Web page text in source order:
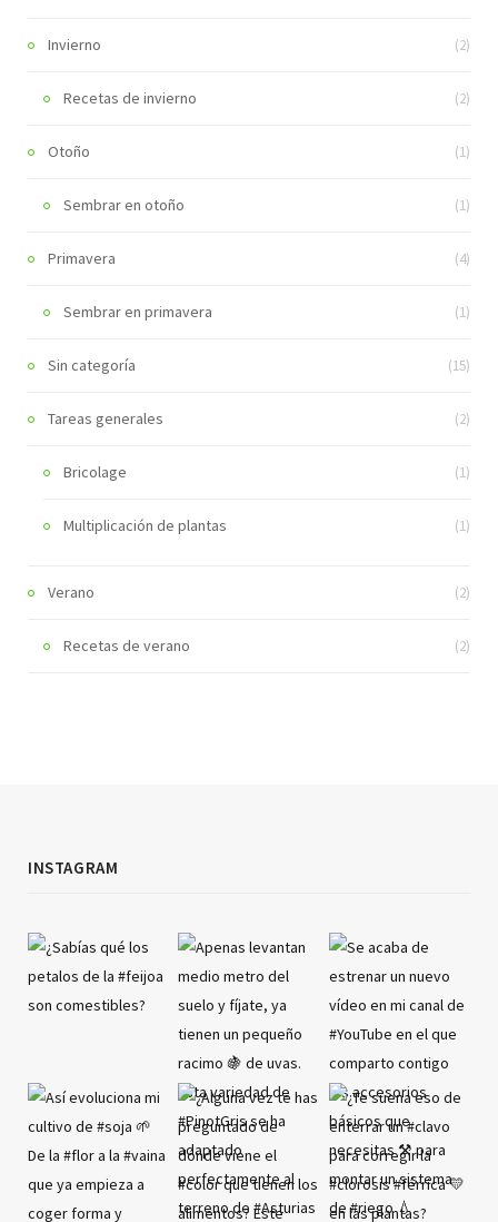
Invierno (2)
Recetas de invierno (2)
Otoño (1)
Sembrar en otoño (1)
Primavera (4)
Sembrar en primavera (1)
Sin categoría (15)
Tareas generales (2)
Bricolage (1)
Multiplicación de plantas (1)
Verano (2)
Recetas de verano (2)
INSTAGRAM